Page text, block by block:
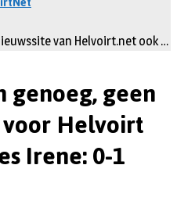
van Helvoirt.net ook …
geen
Helvoirt
Irene: 0-1